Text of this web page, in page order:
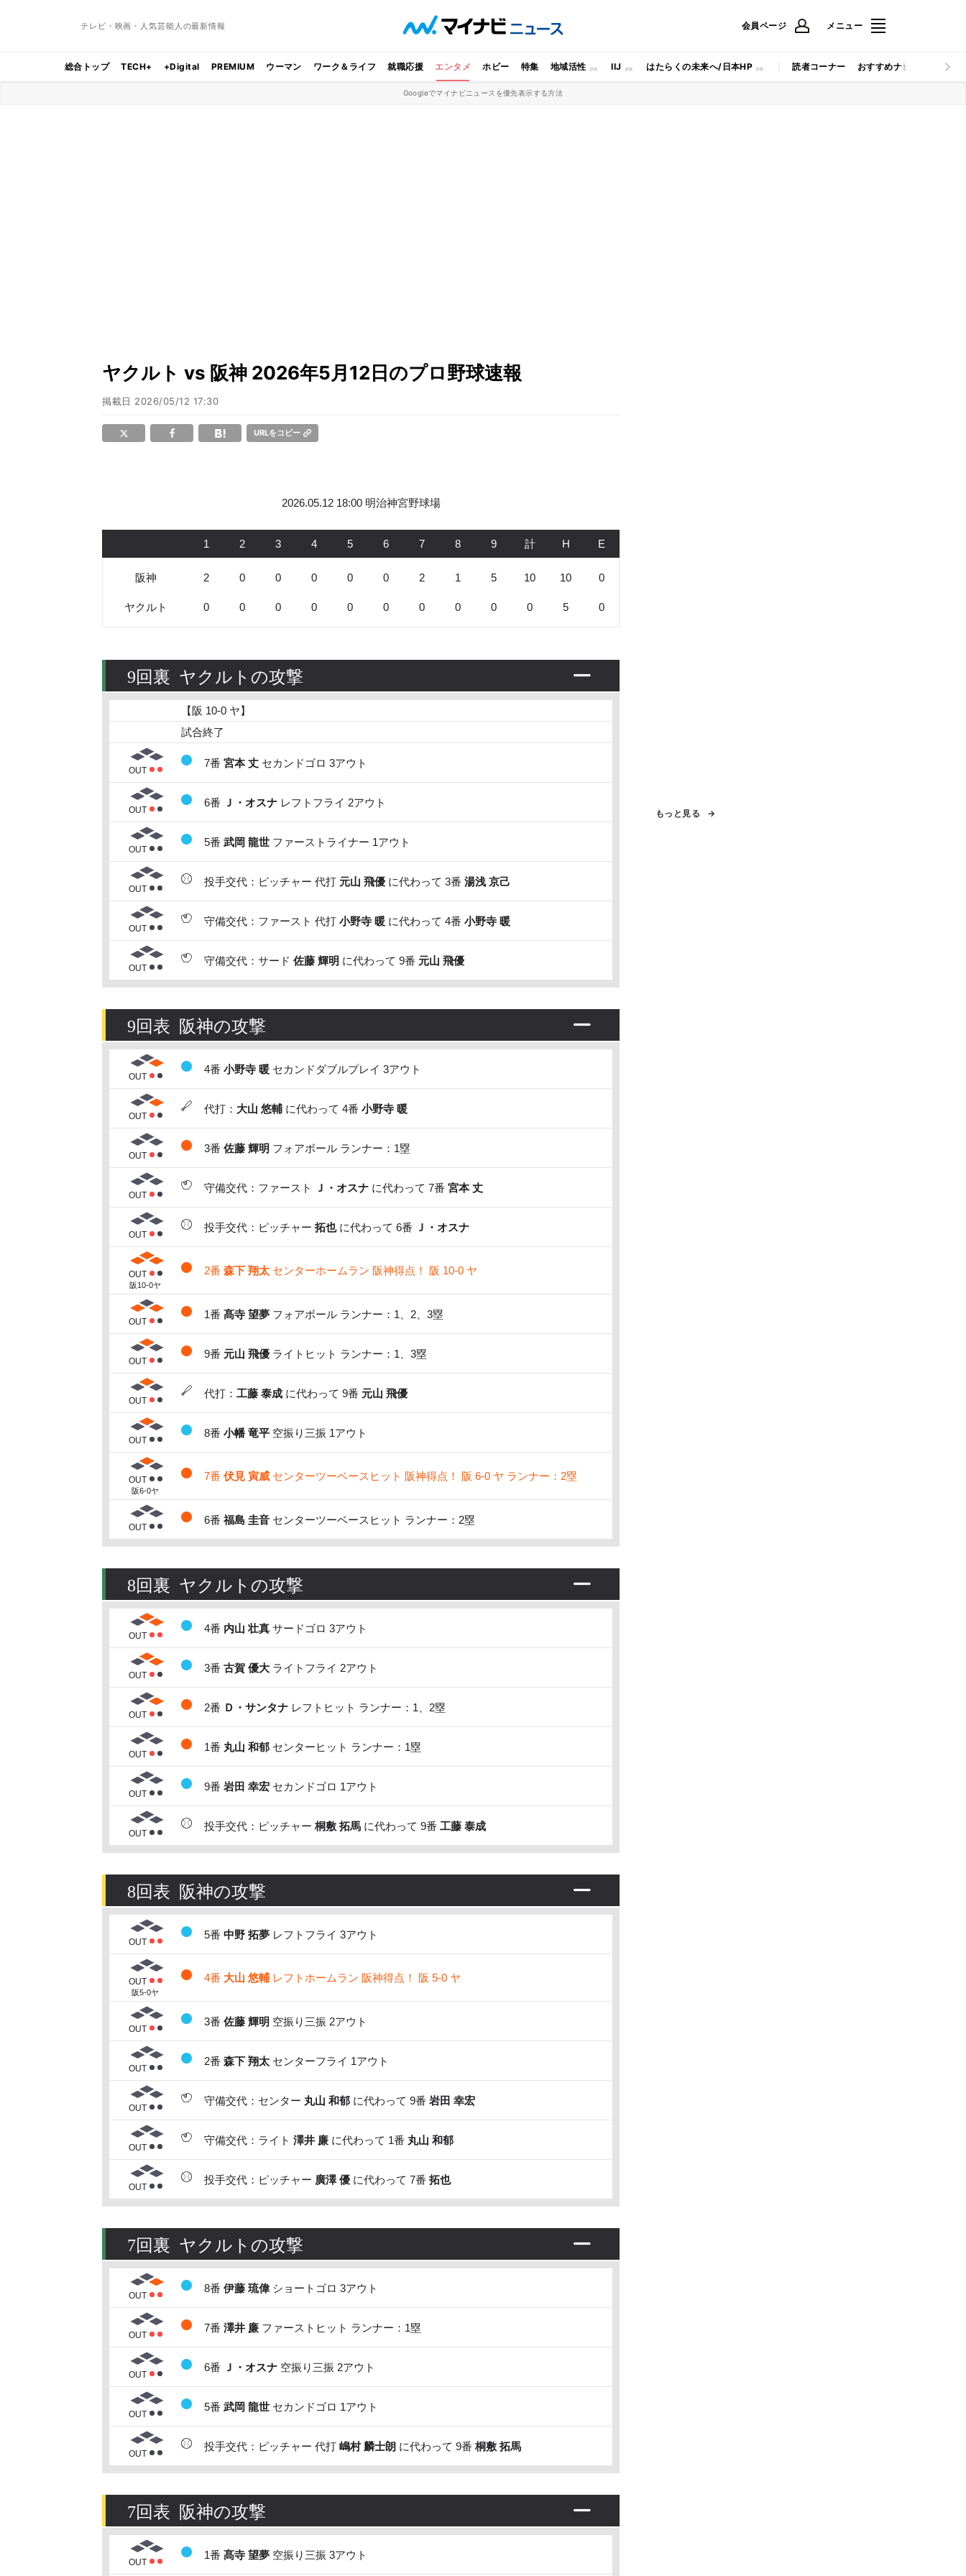
テレビ・映画・人気芸能人の最新情報 会員ページ メニュー
総合トップ TECH+ +Digital PREMIUM ウーマン ワーク＆ライフ 就職応援 エンタメ ホビー 特集 地域活性 IIJ はたらくの未来へ/日本HP 読者コーナー おすすめナビ マイナビ
Googleでマイナビニュースを優先表示する方法
ヤクルト vs 阪神 2026年5月12日のプロ野球速報
掲載日 2026/05/12 17:30
URLをコピー
2026.05.12 18:00 明治神宮野球場
1 2 3 4 5 6 7 8 9 計 H E
阪神 2 0 0 0 0 0 2 1 5 10 10 0
ヤクルト 0 0 0 0 0 0 0 0 0 0 5 0
9回裏 ヤクルトの攻撃
【阪 10-0 ヤ】
試合終了
OUT
7番 宮本 丈 セカンドゴロ 3アウト
OUT
6番 Ｊ・オスナ レフトフライ 2アウト
OUT
5番 武岡 龍世 ファーストライナー 1アウト
OUT
投手交代：ピッチャー 代打 元山 飛優 に代わって 3番 湯浅 京己
OUT
守備交代：ファースト 代打 小野寺 暖 に代わって 4番 小野寺 暖
OUT
守備交代：サード 佐藤 輝明 に代わって 9番 元山 飛優
9回表 阪神の攻撃
OUT
4番 小野寺 暖 セカンドダブルプレイ 3アウト
OUT
代打： 大山 悠輔 に代わって 4番 小野寺 暖
OUT
3番 佐藤 輝明 フォアボール ランナー：1塁
OUT
守備交代：ファースト Ｊ・オスナ に代わって 7番 宮本 丈
OUT
投手交代：ピッチャー 拓也に代わって 6番 Ｊ・オスナ
OUT
阪10-0ヤ
2番 森下 翔太 センターホームラン 阪神得点！ 阪 10-0 ヤ
OUT
1番 髙寺 望夢 フォアボール ランナー：1、2、3塁
OUT
9番 元山 飛優 ライトヒット ランナー：1、3塁
OUT
代打： 工藤 泰成 に代わって 9番 元山 飛優
OUT
8番 小幡 竜平 空振り三振 1アウト
OUT
阪6-0ヤ
7番 伏見 寅威 センターツーベースヒット 阪神得点！ 阪 6-0 ヤ ランナー：2塁
OUT
6番 福島 圭音 センターツーベースヒット ランナー：2塁
8回裏 ヤクルトの攻撃
OUT
4番 内山 壮真 サードゴロ 3アウト
OUT
3番 古賀 優大 ライトフライ 2アウト
OUT
2番 Ｄ・サンタナ レフトヒット ランナー：1、2塁
OUT
1番 丸山 和郁 センターヒット ランナー：1塁
OUT
9番 岩田 幸宏 セカンドゴロ 1アウト
OUT
投手交代：ピッチャー 桐敷 拓馬 に代わって 9番 工藤 泰成
8回表 阪神の攻撃
OUT
5番 中野 拓夢 レフトフライ 3アウト
OUT
阪5-0ヤ
4番 大山 悠輔 レフトホームラン 阪神得点！ 阪 5-0 ヤ
OUT
3番 佐藤 輝明 空振り三振 2アウト
OUT
2番 森下 翔太 センターフライ 1アウト
OUT
守備交代：センター 丸山 和郁 に代わって 9番 岩田 幸宏
OUT
守備交代：ライト 澤井 廉 に代わって 1番 丸山 和郁
OUT
投手交代：ピッチャー 廣澤 優 に代わって 7番 拓也
7回裏 ヤクルトの攻撃
OUT
8番 伊藤 琉偉 ショートゴロ 3アウト
OUT
7番 澤井 廉 ファーストヒット ランナー：1塁
OUT
6番 Ｊ・オスナ 空振り三振 2アウト
OUT
5番 武岡 龍世 セカンドゴロ 1アウト
OUT
投手交代：ピッチャー 代打 嶋村 麟士朗 に代わって 9番 桐敷 拓馬
7回表 阪神の攻撃
OUT
1番 髙寺 望夢 空振り三振 3アウト
もっと見る